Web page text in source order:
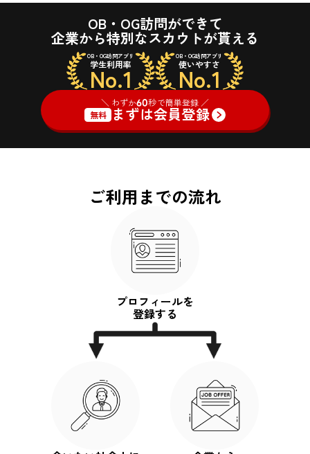
OB・OG訪問ができて
企業から特別なスカウトが貰える
OB・OG訪問アプリ
学生利用率
No.1
OB・OG訪問アプリ
使いやすさ
No.1
＼ わずか60秒で簡単登録 ／
無料
まずは会員登録
ご利用までの流れ
プロフィールを
登録する